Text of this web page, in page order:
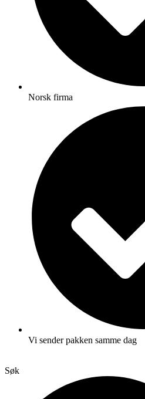
Norsk firma
Vi sender pakken samme dag
Søk